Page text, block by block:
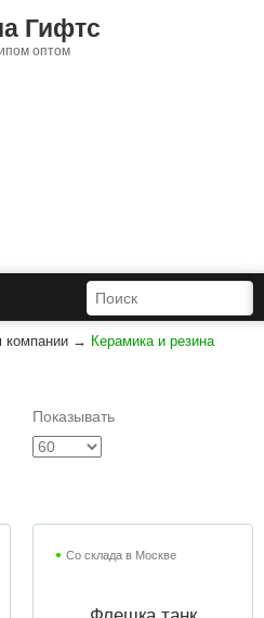
Гифтс
оптом
ФОРМА ПОИСКА
ПОИСК
компании → Керамика и резина
Показывать
Со склада в Москве